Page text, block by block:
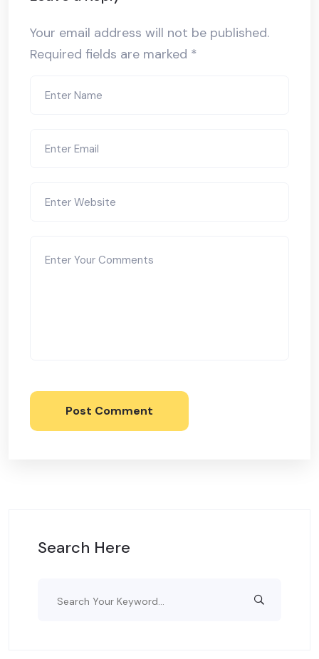
Your email address will not be published.
Required fields are marked *
Post Comment
Search Here